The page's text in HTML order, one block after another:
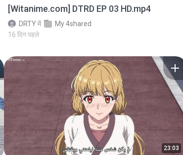
[Witanime.com] DTRD EP 03 HD.mp4
DRTYमें
My 4shared
16 दिन पहले
23:03